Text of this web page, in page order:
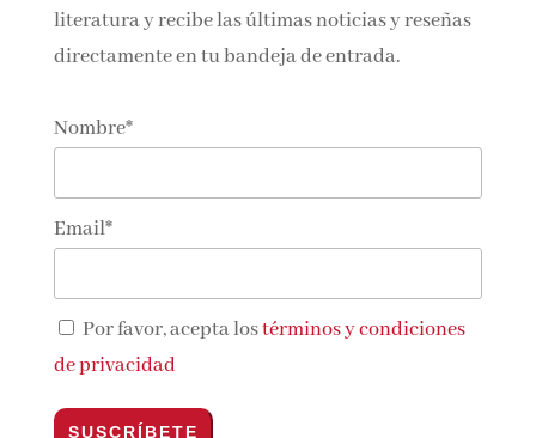
literatura y recibe las últimas noticias y reseñas
directamente en tu bandeja de entrada.
Nombre*
Email*
Por favor, acepta lostérminos y condiciones
de privacidad